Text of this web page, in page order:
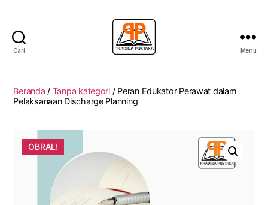
Cari
Pustaka
Menu
Beranda / Tanpa kategori/ Peran Edukator Perawat dalam
Pelaksanaan Discharge Planning
OBRAL!